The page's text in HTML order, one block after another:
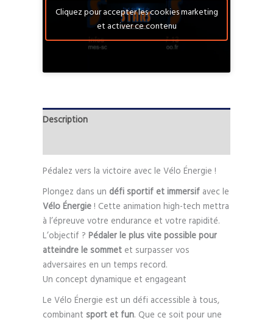
Cliquez pour accepter les cookies marketing
et activer ce contenu
Description
Pédalez vers la victoire avec le Vélo Énergie !
Plongez dans un défi sportif et immersif avec le
Vélo Énergie ! Cette animation high-tech mettra
à l’épreuve votre endurance et votre rapidité.
L’objectif ? Pédaler le plus vite possible pour
atteindre le sommet et surpasser vos
adversaires en un temps record.
Un concept dynamique et engageant
Le Vélo Énergie est un défi accessible à tous,
combinant sport et fun. Que ce soit pour une